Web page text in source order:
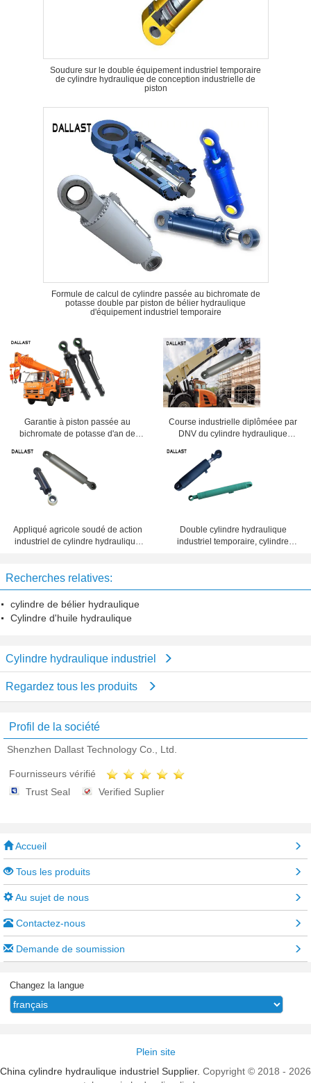
Soudure sur le double équipement industriel temporaire
de cylindre hydraulique de conception industrielle de
piston
Formule de calcul de cylindre passée au bichromate de
potasse double par piston de bélier hydraulique
d'équipement industriel temporaire
Garantie à piston passée au
bichromate de potasse d'an de
d'huile hydraulique une
Course industrielle diplôméee par
DNV du cylindre hydraulique
Appliqué agricole soudé de action
industriel de cylindre hydraulique
Double cylindre hydraulique
industriel temporaire, cylindre
Recherches relatives:
cylindre de bélier hydraulique
Cylindre d'huile hydraulique
Cylindre hydraulique industriel
Regardez tous les produits
Profil de la société
Shenzhen Dallast Technology Co., Ltd.
Fournisseurs vérifié
Trust Seal
Verified Suplier
Accueil
Tous les produits
Au sujet de nous
Contactez-nous
Demande de soumission
Changez la langue
Plein site
China cylindre hydraulique industriel Supplier. Copyright © 2018 - 2026